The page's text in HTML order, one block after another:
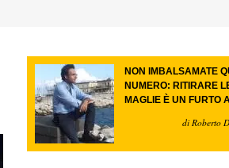
NON IMBALSAMATE
NUMERO: RITIRARE
MAGLIE È UN FURTO
di Roberto